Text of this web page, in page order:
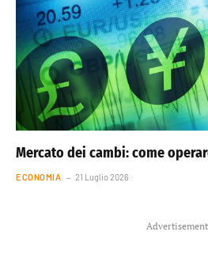
Mercato dei cambi: come
ECONOMIA 21 Luglio 2026
Advertisement